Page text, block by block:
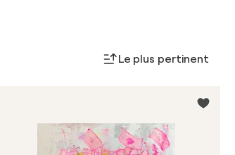
Le plus pertinent